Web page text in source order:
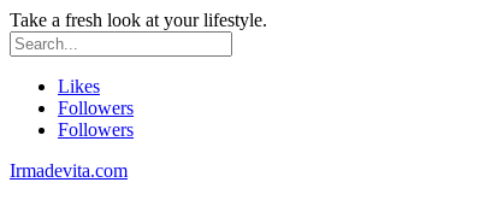
Take a fresh look at your lifestyle.
Likes
Followers
Followers
Irmadevita.com